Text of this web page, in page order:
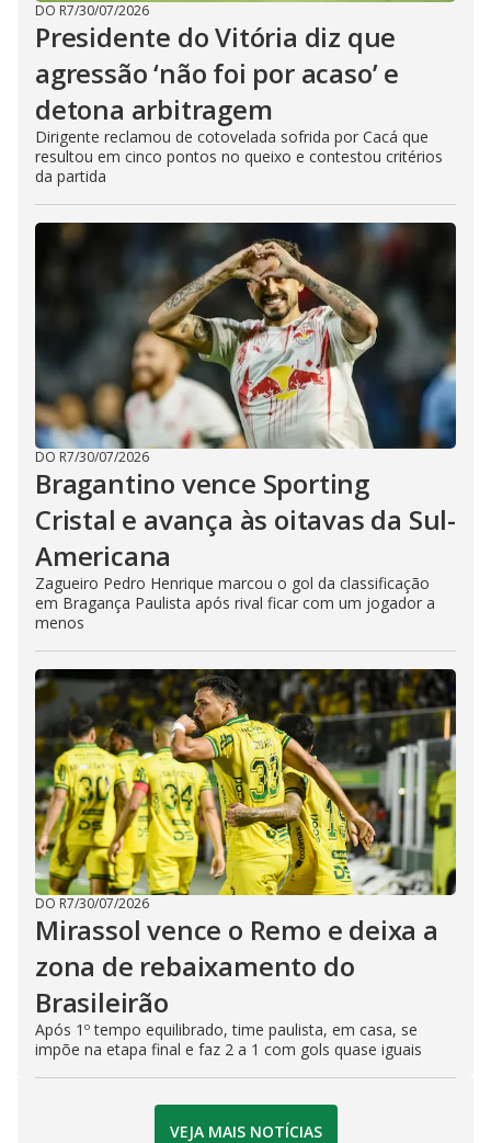
DO R7/30/07/2026
Presidente do Vitória diz que
agressão ‘não foi por acaso’ e
detona arbitragem
Dirigente reclamou de cotovelada sofrida por Cacá que
resultou em cinco pontos no queixo e contestou critérios
da partida
DO R7/30/07/2026
Bragantino vence Sporting
Cristal e avança às oitavas da Sul-
Americana
Zagueiro Pedro Henrique marcou o gol da classificação
em Bragança Paulista após rival ficar com um jogador a
menos
DO R7/30/07/2026
Mirassol vence o Remo e deixa a
zona de rebaixamento do
Brasileirão
Após 1º tempo equilibrado, time paulista, em casa, se
impõe na etapa final e faz 2 a 1 com gols quase iguais
VEJA MAIS NOTÍCIAS